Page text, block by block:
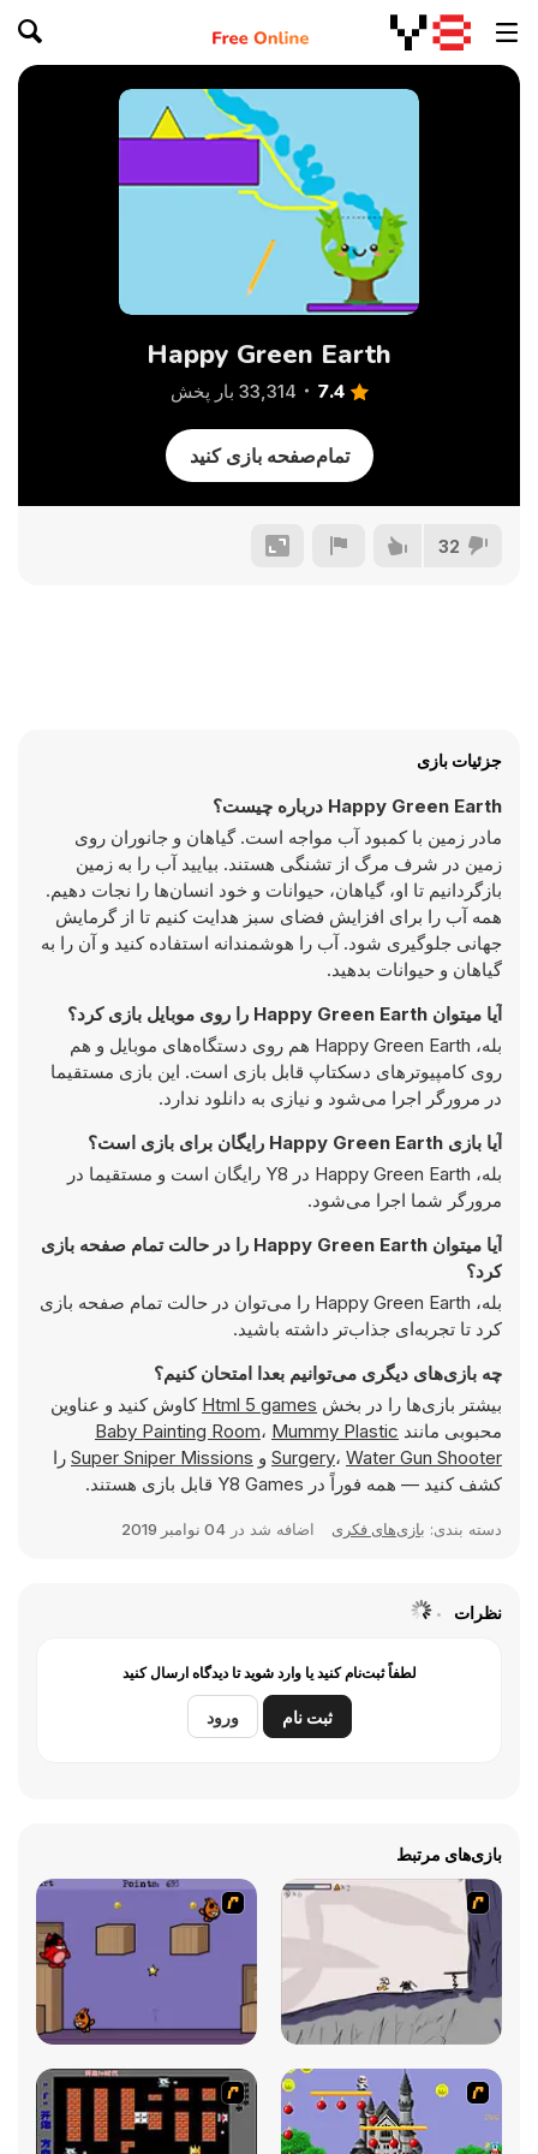
Happy Green Earth
7.4 33,314 بار پخش
تمام‌صفحه بازی کنید
32
جزئیات بازی
Happy Green Earth درباره چیست؟
مادر زمین با کمبود آب مواجه است. گیاهان و جانوران روی
زمین در شرف مرگ از تشنگی هستند. بیایید آب را به زمین
بازگردانیم تا او، گیاهان، حیوانات و خود انسان‌ها را نجات دهیم.
همه آب را برای افزایش فضای سبز هدایت کنیم تا از گرمایش
جهانی جلوگیری شود. آب را هوشمندانه استفاده کنید و آن را به
گیاهان و حیوانات بدهید.
آیا میتوان Happy Green Earth را روی موبایل بازی کرد؟
بله، Happy Green Earth هم روی دستگاه‌های موبایل و هم
روی کامپیوترهای دسکتاپ قابل بازی است. این بازی مستقیما
در مرورگر اجرا می‌شود و نیازی به دانلود ندارد.
آیا بازی Happy Green Earth رایگان برای بازی است؟
بله، Happy Green Earth در Y8 رایگان است و مستقیما در
مرورگر شما اجرا می‌شود.
آیا میتوان Happy Green Earth را در حالت تمام صفحه بازی
کرد؟
بله، Happy Green Earth را می‌توان در حالت تمام صفحه بازی
کرد تا تجربه‌ای جذاب‌تر داشته باشید.
چه بازی‌های دیگری می‌توانیم بعدا امتحان کنیم؟
بیشتر بازی‌ها را در بخش Html 5 games کاوش کنید و عناوین
محبوبی مانند
Baby Painting Room، Mummy Plastic
Surgery، Water Gun Shooter و Super Sniper Missions را
کشف کنید — همه فوراً در Y8 Games قابل بازی هستند.
دسته بندی: بازی‌های فکری اضافه شد در 04 نوامبر 2019
نظرات
لطفاً ثبت‌نام کنید یا وارد شوید تا دیدگاه ارسال کنید
ثبت نام ورود
بازی‌های مرتبط